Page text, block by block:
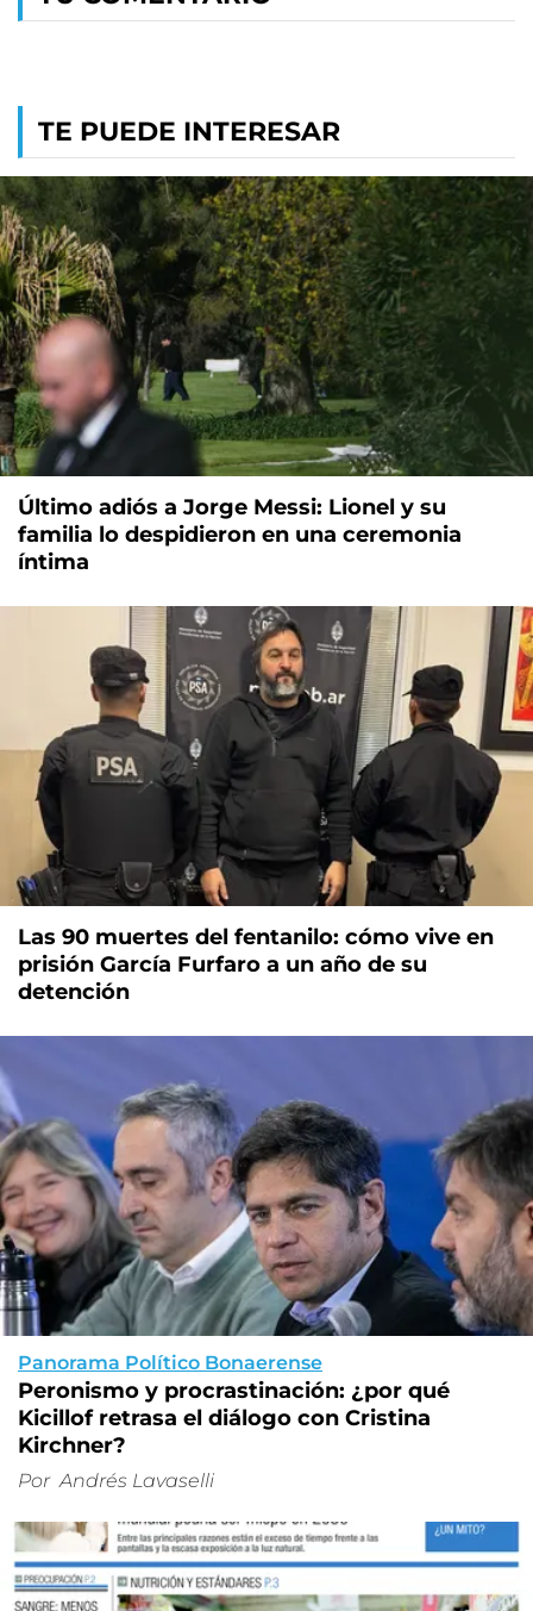
TE PUEDE INTERESAR
Último adiós a Jorge Messi: Lionel y su
familia lo despidieron en una ceremonia
íntima
Las 90 muertes del fentanilo: cómo vive en
prisión García Furfaro a un año de su
detención
Panorama Político Bonaerense
Peronismo y procrastinación: ¿por qué
Kicillof retrasa el diálogo con Cristina
Kirchner?
Por Andrés Lavaselli